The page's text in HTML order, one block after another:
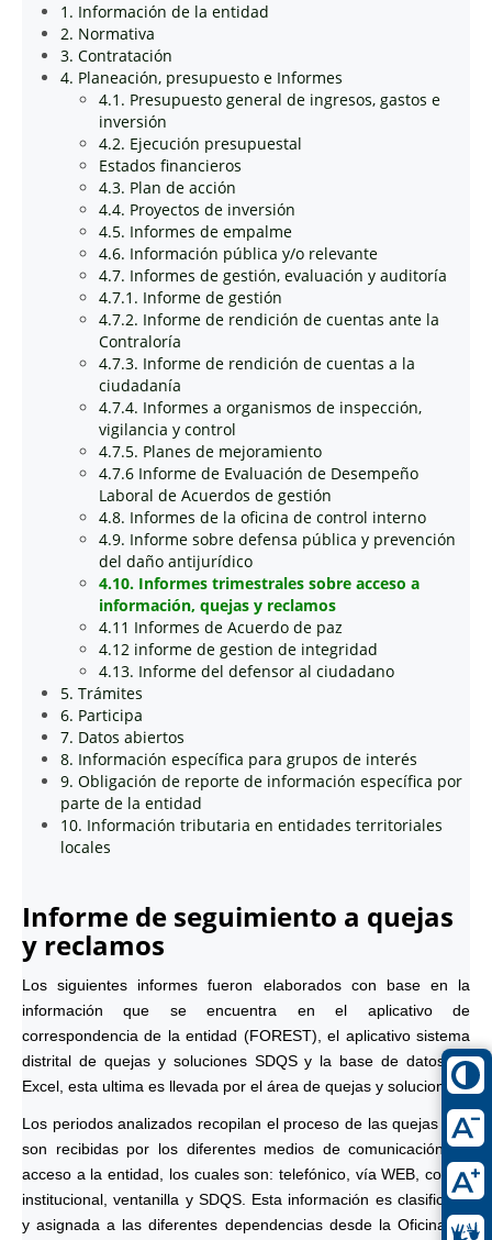
1. Información de la entidad
2. Normativa
3. Contratación
4. Planeación, presupuesto e Informes
4.1. Presupuesto general de ingresos, gastos e
inversión
4.2. Ejecución presupuestal
Estados financieros
4.3. Plan de acción
4.4. Proyectos de inversión
4.5. Informes de empalme
4.6. Información pública y/o relevante
4.7. Informes de gestión, evaluación y auditoría
4.7.1. Informe de gestión
4.7.2. Informe de rendición de cuentas ante la
Contraloría
4.7.3. Informe de rendición de cuentas a la
ciudadanía
4.7.4. Informes a organismos de inspección,
vigilancia y control
4.7.5. Planes de mejoramiento
4.7.6 Informe de Evaluación de Desempeño
Laboral de Acuerdos de gestión
4.8. Informes de la oficina de control interno
4.9. Informe sobre defensa pública y prevención
del daño antijurídico
4.10. Informes trimestrales sobre acceso a
información, quejas y reclamos
4.11 Informes de Acuerdo de paz
4.12 informe de gestion de integridad
4.13. Informe del defensor al ciudadano
5. Trámites
6. Participa
7. Datos abiertos
8. Información específica para grupos de interés
9. Obligación de reporte de información específica por
parte de la entidad
10. Información tributaria en entidades territoriales
locales
Informe de seguimiento a quejas
y reclamos
Los siguientes informes fueron elaborados con base en la
información que se encuentra en el aplicativo de
correspondencia de la entidad (FOREST), el aplicativo sistema
distrital de quejas y soluciones SDQS y la base de datos en
Excel, esta ultima es llevada por el área de quejas y soluciones.
Los periodos analizados recopilan el proceso de las quejas que
son recibidas por los diferentes medios de comunicación de
acceso a la entidad, los cuales son: telefónico, vía WEB, correo
institucional, ventanilla y SDQS. Esta información es clasificada
y asignada a las diferentes dependencias desde la Oficina de